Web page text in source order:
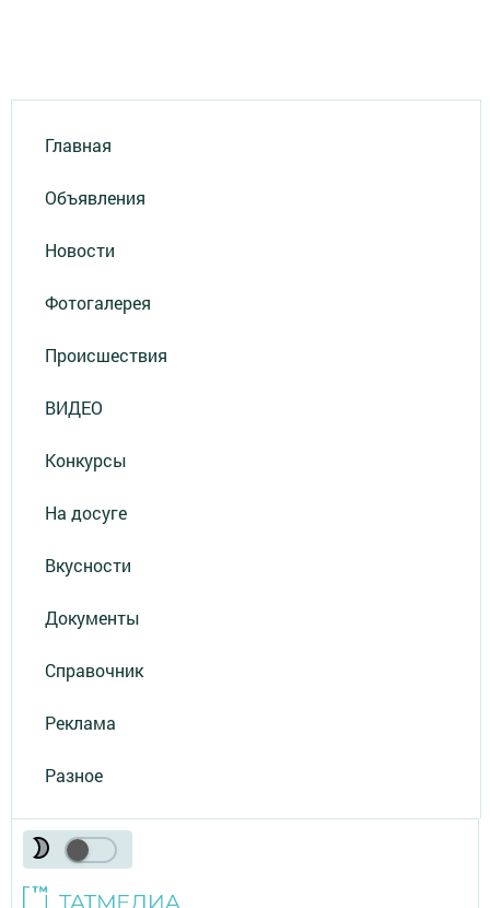
Главная
Объявления
Новости
Фотогалерея
Происшествия
ВИДЕО
Конкурсы
На досуге
Вкусности
Документы
Справочник
Реклама
Разное